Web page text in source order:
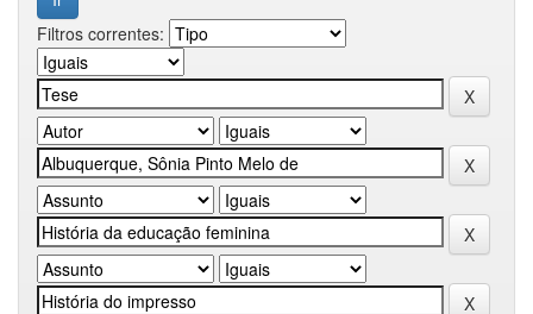
Filtros correntes: